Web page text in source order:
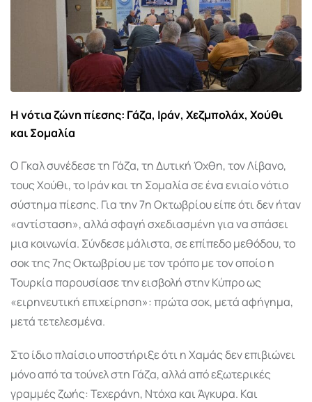
Η νότια ζώνη πίεσης: Γάζα, Ιράν, Χεζμπολάχ, Χούθι
και Σομαλία
Ο Γκαλ συνέδεσε τη Γάζα, τη Δυτική Όχθη, τον Λίβανο,
τους Χούθι, το Ιράν και τη Σομαλία σε ένα ενιαίο νότιο
σύστημα πίεσης. Για την 7η Οκτωβρίου είπε ότι δεν ήταν
«αντίσταση», αλλά σφαγή σχεδιασμένη για να σπάσει
μια κοινωνία. Σύνδεσε μάλιστα, σε επίπεδο μεθόδου, το
σοκ της 7ης Οκτωβρίου με τον τρόπο με τον οποίο η
Τουρκία παρουσίασε την εισβολή στην Κύπρο ως
«ειρηνευτική επιχείρηση»: πρώτα σοκ, μετά αφήγημα,
μετά τετελεσμένα.
Στο ίδιο πλαίσιο υποστήριξε ότι η Χαμάς δεν επιβιώνει
μόνο από τα τούνελ στη Γάζα, αλλά από εξωτερικές
γραμμές ζωής: Τεχεράνη, Ντόχα και Άγκυρα. Και